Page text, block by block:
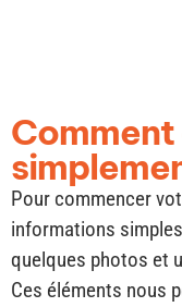
Pour commencer
informations
quelques photos et
Ces éléments nous
rapidement votre
en toute simplicité.